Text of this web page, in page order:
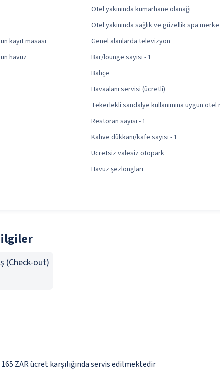
Otel yakınında kumarhane olanağı
Otel yakınında sağlık ve güzellik spa
kayıt masası
Genel alanlarda televizyon
havuz
Bar/lounge sayısı - 1
Bahçe
Havaalanı servisi (ücretli)
Tekerlekli sandalye kullanımına uygun otel
Restoran sayısı - 1
Kahve dükkanı/kafe sayısı - 1
Ücretsiz valesiz otopark
Havuz şezlongları
(Check-out)
ZAR ücret karşılığında servis edilmektedir